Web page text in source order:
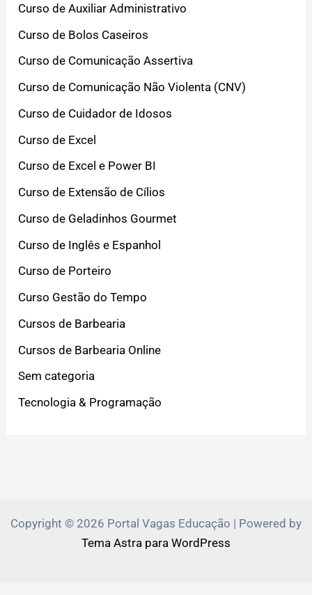
Curso de Auxiliar Administrativo
Curso de Bolos Caseiros
Curso de Comunicação Assertiva
Curso de Comunicação Não Violenta (CNV)
Curso de Cuidador de Idosos
Curso de Excel
Curso de Excel e Power BI
Curso de Extensão de Cílios
Curso de Geladinhos Gourmet
Curso de Inglês e Espanhol
Curso de Porteiro
Curso Gestão do Tempo
Cursos de Barbearia
Cursos de Barbearia Online
Sem categoria
Tecnologia & Programação
Copyright © 2026 Portal Vagas Educação | Powered by
Tema Astra para WordPress